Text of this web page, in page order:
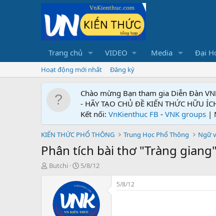
Trang chủ VIDEO Media Đại
Hoạt động mới nhất Đăng ký
Chào mừng Bạn tham gia Diễn Đàn
- HÃY TẠO CHỦ ĐỀ KIẾN THỨC HỮU
Kết nối: VnKienthuc FB - VNK groups |
KIẾN THỨC PHỔ THÔNG Trung Học Phổ Thông Ngữ
Phân tích bài thơ "Tràng
T
Butchi
N
à
y
g
ử
5/8/12
5/8/12